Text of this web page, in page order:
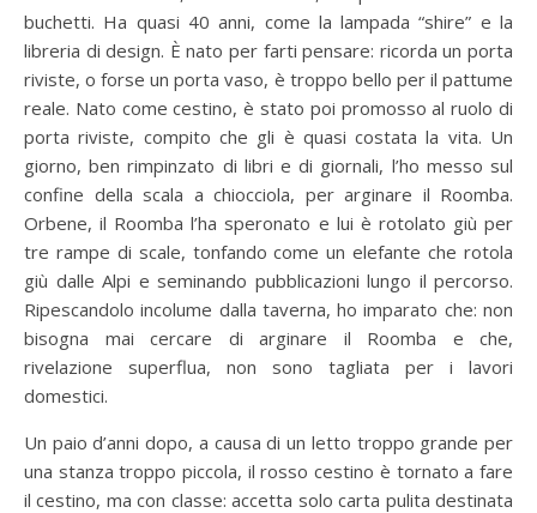
buchetti. Ha quasi 40 anni, come la lampada “shire” e la
libreria di design. È nato per farti pensare: ricorda un porta
riviste, o forse un porta vaso, è troppo bello per il pattume
reale. Nato come cestino, è stato poi promosso al ruolo di
porta riviste, compito che gli è quasi costata la vita. Un
giorno, ben rimpinzato di libri e di giornali, l’ho messo sul
confine della scala a chiocciola, per arginare il Roomba.
Orbene, il Roomba l’ha speronato e lui è rotolato giù per
tre rampe di scale, tonfando come un elefante che rotola
giù dalle Alpi e seminando pubblicazioni lungo il percorso.
Ripescandolo incolume dalla taverna, ho imparato che: non
bisogna mai cercare di arginare il Roomba e che,
rivelazione superflua, non sono tagliata per i lavori
domestici.
Un paio d’anni dopo, a causa di un letto troppo grande per
una stanza troppo piccola, il rosso cestino è tornato a fare
il cestino, ma con classe: accetta solo carta pulita destinata